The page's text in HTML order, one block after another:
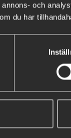
och
du har